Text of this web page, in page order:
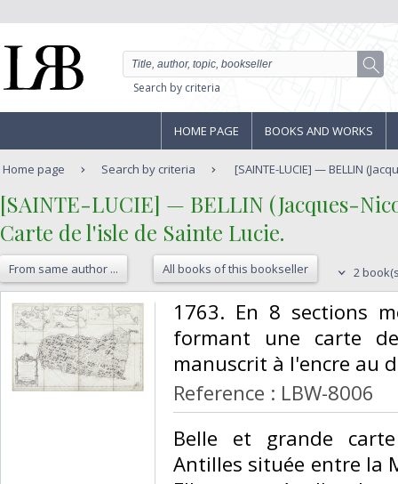
Search by criteria
HOME PAGE BOOKS AND WORKS
Home page Search by criteria [SAINTE-LUCIE] — BELLIN
‎[SAINTE-LUCIE] — BELLIN (Jacques-
‎Carte de l'isle de Sainte Lucie.‎
From same author ... All books of this bookseller 2
‎1763. En 8 sections
formant une carte
manuscrit à l'encre au
Reference : LBW-8006
‎Belle et grande
Antilles située entre la